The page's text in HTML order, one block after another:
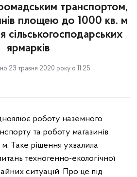
транспортом,
площею до 1000 кв. м
сільськогосподарських
ярмарків
23 травня 2020 року о 11:25
роботу наземного
та роботу магазинів
Таке рішення ухвалила
техногенно-екологічної
ситуацій. Про це під